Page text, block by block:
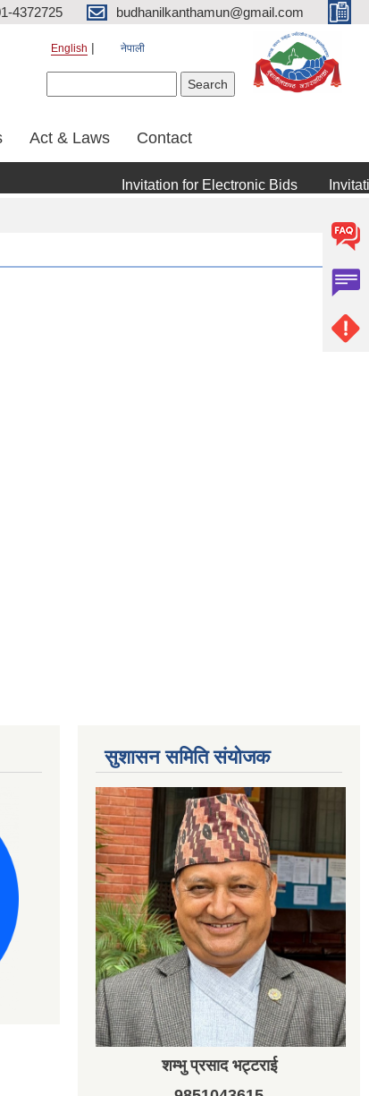
4372725 budhanilkanthamun@gmail.com
English नेपाली
Act & Laws Contact
Invitation for Electronic Bids
सुशासन समिति संयोजक
शम्भु प्रसाद भट्टराई